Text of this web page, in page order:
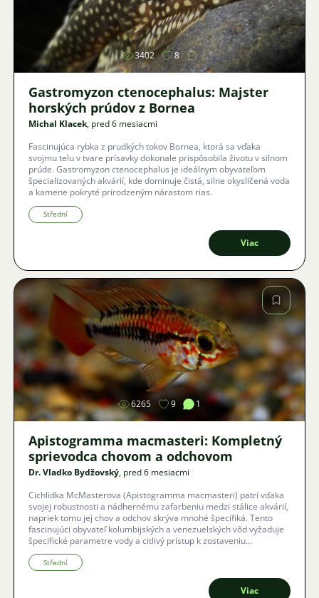
Obrázok
3402 8
Gastromyzon ctenocephalus: Majster
horských prúdov z Bornea
Michal Klacek, pred 6 mesiacmi
Fascinujúca rybka z prudkých tokov Bornea, ktorá sa vďaka
svojmu telu v tvare prísavky dokonale prispôsobila životu v silnom
prúde. Gastromyzon ctenocephalus je ideálnym obyvateľom
špecializovaných akvárií, kde dominuje čistá, silne okysličená voda
a kamene pokryté prirodzeným nárastom rias.
Střední
Viac
Obrázok
6265 9 1
Apistogramma macmasteri: Kompletný
sprievodca chovom a odchovom
Dr. Vladko Bydžovský, pred 6 mesiacmi
Cichlidka McMasterova (Apistogramma macmasteri) patrí vďaka
svojej robustnosti a nádhernému zafarbeniu medzi stálice akvárií,
napriek tomu jej chov a odchov skrýva mnohé špecifiká. Tento
fascinujúci obyvateľ kolumbijských a venezuelských vôd vyžaduje
špecifické parametre vody a citlivý prístup k zostaveniu
harmonického harému. V článku sa pozrieme na to, ako rybkám
vytvoriť ideálny domov, prečo je kvalita živého krmiva kľúčom k
úspechu a ako sa vyhnúť častým chybám, ktoré môžu viesť k
zámene druhov alebo zdravotným ťažkostiam.
Střední
Viac